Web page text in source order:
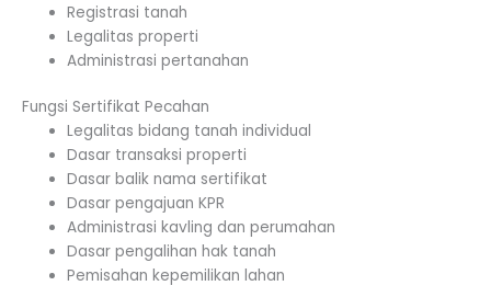
Registrasi tanah
Legalitas properti
Administrasi pertanahan
Fungsi Sertifikat Pecahan
Legalitas bidang tanah individual
Dasar transaksi properti
Dasar balik nama sertifikat
Dasar pengajuan KPR
Administrasi kavling dan perumahan
Dasar pengalihan hak tanah
Pemisahan kepemilikan lahan